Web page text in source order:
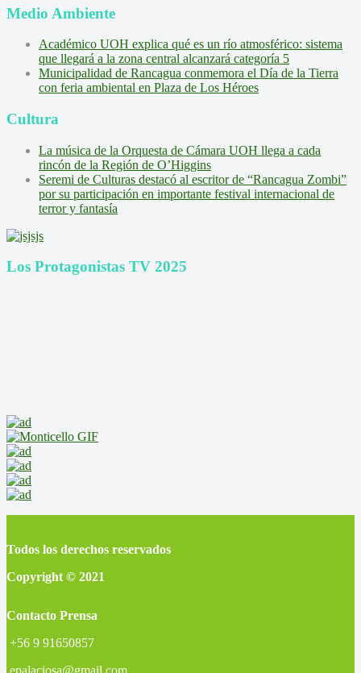
Medio Ambiente
Académico UOH explica qué es un río atmosférico: sistema
que llegará a la zona central alcanzará categoría 5
Municipalidad de Rancagua conmemora el Día de la Tierra
con feria ambiental en Plaza de Los Héroes
Cultura
La música de la Orquesta de Cámara UOH llega a cada
rincón de la Región de O’Higgins
Seremi de Culturas destacó al escritor de “Rancagua Zombi”
por su participación en importante festival internacional de
terror y fantasía
Los Protagonistas TV 2025
Todos los derechos reservados
Copyright © 2021
Contacto Prensa
+56 9 91650857